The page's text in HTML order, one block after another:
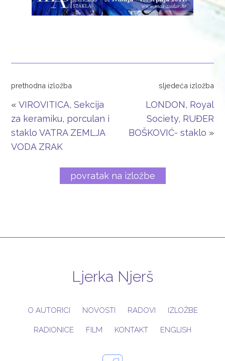
prethodna izložba sljedeća izložba
«VIROVITICA, Sekcija
za keramiku, porculan i
staklo VATRA ZEMLJA
VODA ZRAK
LONDON, Royal
Society, RUĐER
BOŠKOVIĆ- staklo »
povratak na izložbe
Ljerka Njerš
O AUTORICI NOVOSTI RADOVI IZLOŽBE
RADIONICE FILM KONTAKT ENGLISH